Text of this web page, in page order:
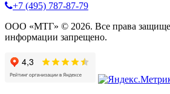
+7 (495) 787-87-79
ООО «МТГ» © 2026. Все права
информации запрещено.